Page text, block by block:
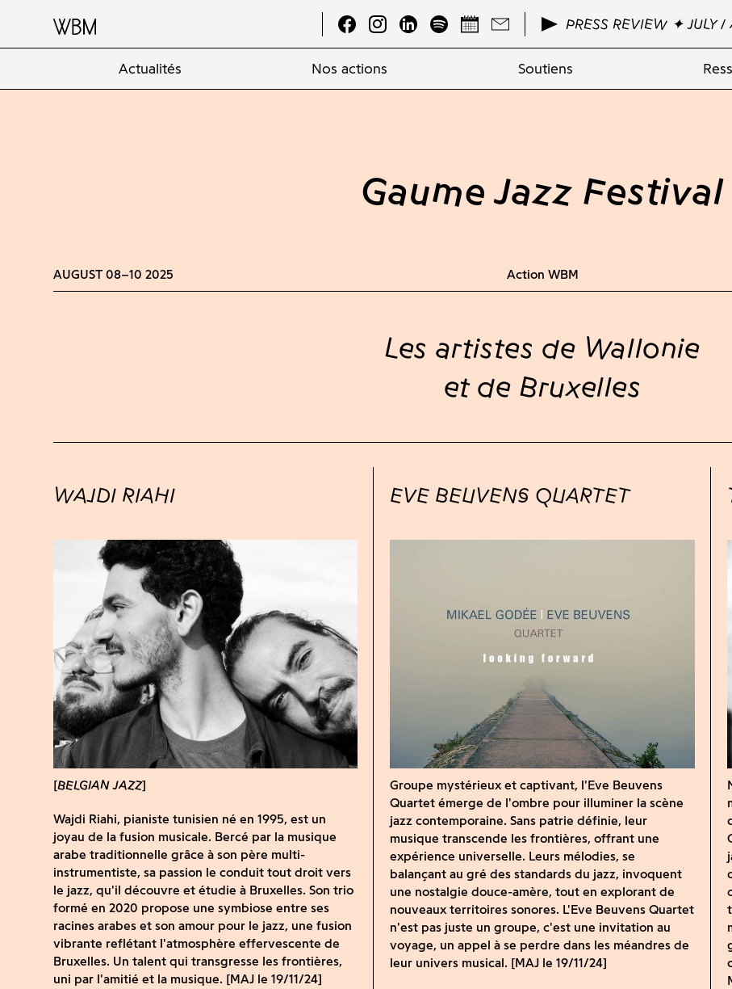
PRESS REVIEW ✦ JULY /
Actualités Nos actions Soutiens
Gaume Jazz Festival
AUGUST 08–10 2025 Action WBM
Les artistes de Wallonie
et de Bruxelles
WAJDI RIAHI
BELGIAN JAZZ
Wajdi Riahi, pianiste tunisien né en 1995, est un
joyau de la fusion musicale. Bercé par la musique
arabe traditionnelle grâce à son père multi-
instrumentiste, sa passion le conduit tout droit vers
le jazz, qu'il découvre et étudie à Bruxelles. Son trio
formé en 2020 propose une symbiose entre ses
racines arabes et son amour pour le jazz, une fusion
vibrante reflétant l'atmosphère effervescente de
Bruxelles. Un talent qui transgresse les frontières,
uni par l'amitié et la musique. [MAJ le 19/11/24]
EVE BEUVENS QUARTET
Groupe mystérieux et captivant, l'Eve Beuvens
Quartet émerge de l'ombre pour illuminer la scène
jazz contemporaine. Sans patrie définie, leur
musique transcende les frontières, offrant une
expérience universelle. Leurs mélodies, se
balançant au gré des standards du jazz, invoquent
une nostalgie douce-amère, tout en explorant de
nouveaux territoires sonores. L'Eve Beuvens Quartet
n'est pas juste un groupe, c'est une invitation au
voyage, un appel à se perdre dans les méandres de
leur univers musical. [MAJ le 19/11/24]